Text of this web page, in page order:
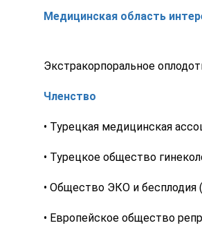
Медицинская область
Экстракорпоральное
Членство
• Турецкая медицинская
• Турецкое общество
• Общество ЭКО и бесплодия
• Европейское общество